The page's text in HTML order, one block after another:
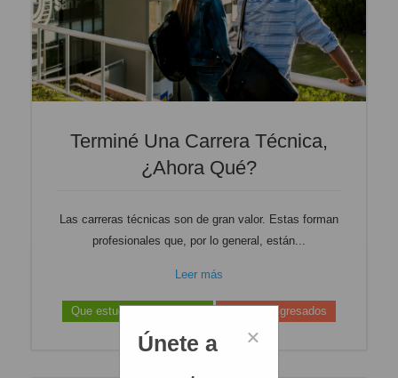
Terminé Una Carrera Técnica,
¿ahora Qué?
Las carreras técnicas son de gran valor. Estas forman
profesionales que, por lo general, están...
Leer más
Que estudiar? / Traslados Jovenes Egresados
×
Únete a